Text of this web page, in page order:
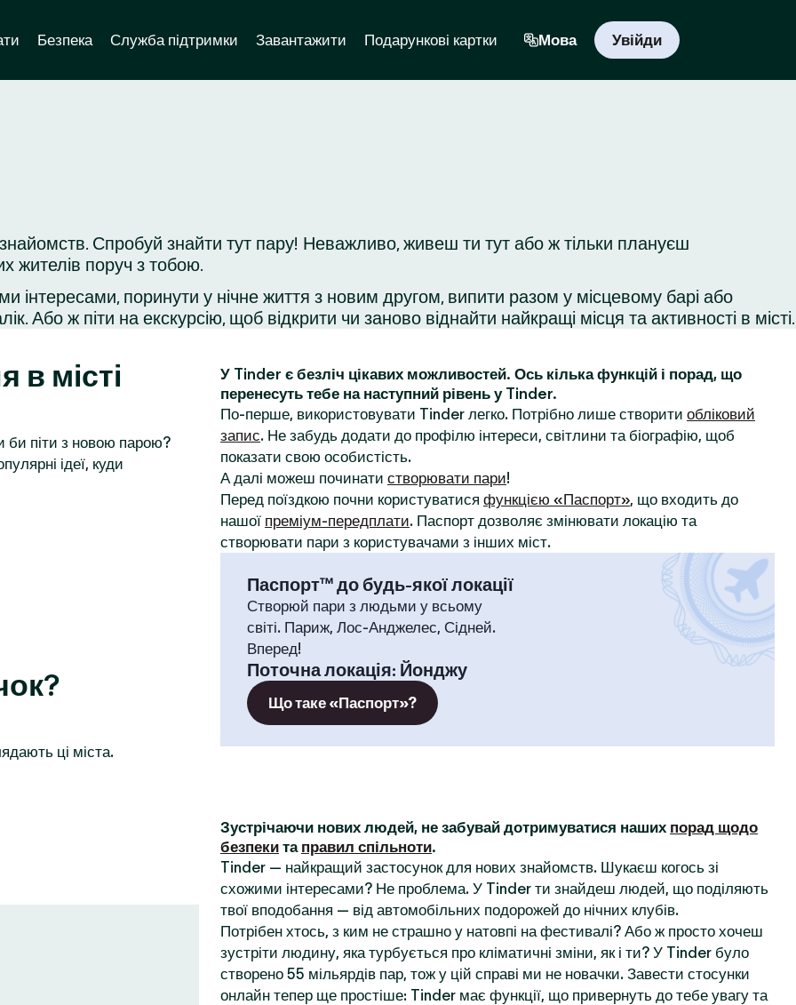
Безпека Служба підтримки Завантажити Подарункові картки Мова Увійди
Спробуй знайти тут пару! Неважливо, живеш ти тут або ж тільки плануєш
жителів поруч з тобою.
інтересами, поринути у нічне життя з новим другом, випити разом у місцевому барі або
Або ж піти на екскурсію, щоб відкрити чи заново віднайти найкращі місця та активності в місті.
в місті
би піти з новою парою?
ідеї, куди
ці міста.
У Tinder є безліч цікавих можливостей. Ось кілька функцій і порад, що
перенесуть тебе на наступний рівень у Tinder.
По-перше, використовувати Tinder легко. Потрібно лише створити обліковий
запис. Не забудь додати до профілю інтереси, світлини та біографію, щоб
показати свою особистість.
А далі можеш починати створювати пари!
Перед поїздкою почни користуватися функцією «Паспорт», що входить до
нашої преміум-передплати. Паспорт дозволяє змінювати локацію та
створювати пари з користувачами з інших міст.
Паспорт™ до будь-якої локації
Створюй пари з людьми у всьому
світі. Париж, Лос-Анджелес, Сідней.
Вперед!
Поточна локація: Йонджу
Що таке «Паспорт»?
Зустрічаючи нових людей, не забувай дотримуватися наших порад щодо
безпеки та правил спільноти.
Tinder — найкращий застосунок для нових знайомств. Шукаєш когось зі
схожими інтересами? Не проблема. У Tinder ти знайдеш людей, що поділяють
твої вподобання — від автомобільних подорожей до нічних клубів.
Потрібен хтось, з ким не страшно у натовпі на фестивалі? Або ж просто хочеш
зустріти людину, яка турбується про кліматичні зміни, як і ти? У Tinder було
створено 55 мільярдів пар, тож у цій справі ми не новачки. Завести стосунки
онлайн тепер ще простіше: Tinder має функції, що привернуть до тебе увагу та